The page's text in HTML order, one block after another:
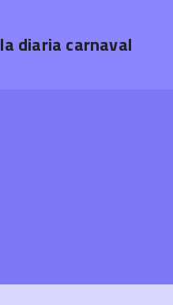
la diaria carnaval